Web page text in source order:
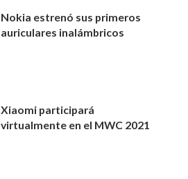
Nokia estrenó sus primeros
auriculares inalámbricos
Xiaomi participará
virtualmente en el MWC 2021